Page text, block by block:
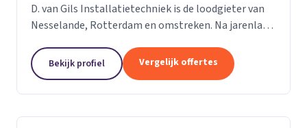
D. van Gils Installatietechniek is de loodgieter van
Nesselande, Rotterdam en omstreken. Na jarenlang
wilde en besloot daarom D. van Gils...
Bekijk profiel Vergelijk offertes